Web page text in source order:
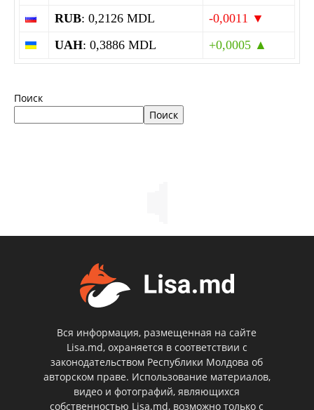
RUB: 0,2126 MDL
-0,0011 ▼
UAH: 0,3886 MDL +0,0005 ▲
Поиск
Поиск
Вся информация, размещенная на сайте
Lisa.md, охраняется в соответствии с
законодательством Республики Молдова об
авторском праве. Использование материалов,
видео и фотографий, являющихся
собственностью Lisa.md, возможно только с